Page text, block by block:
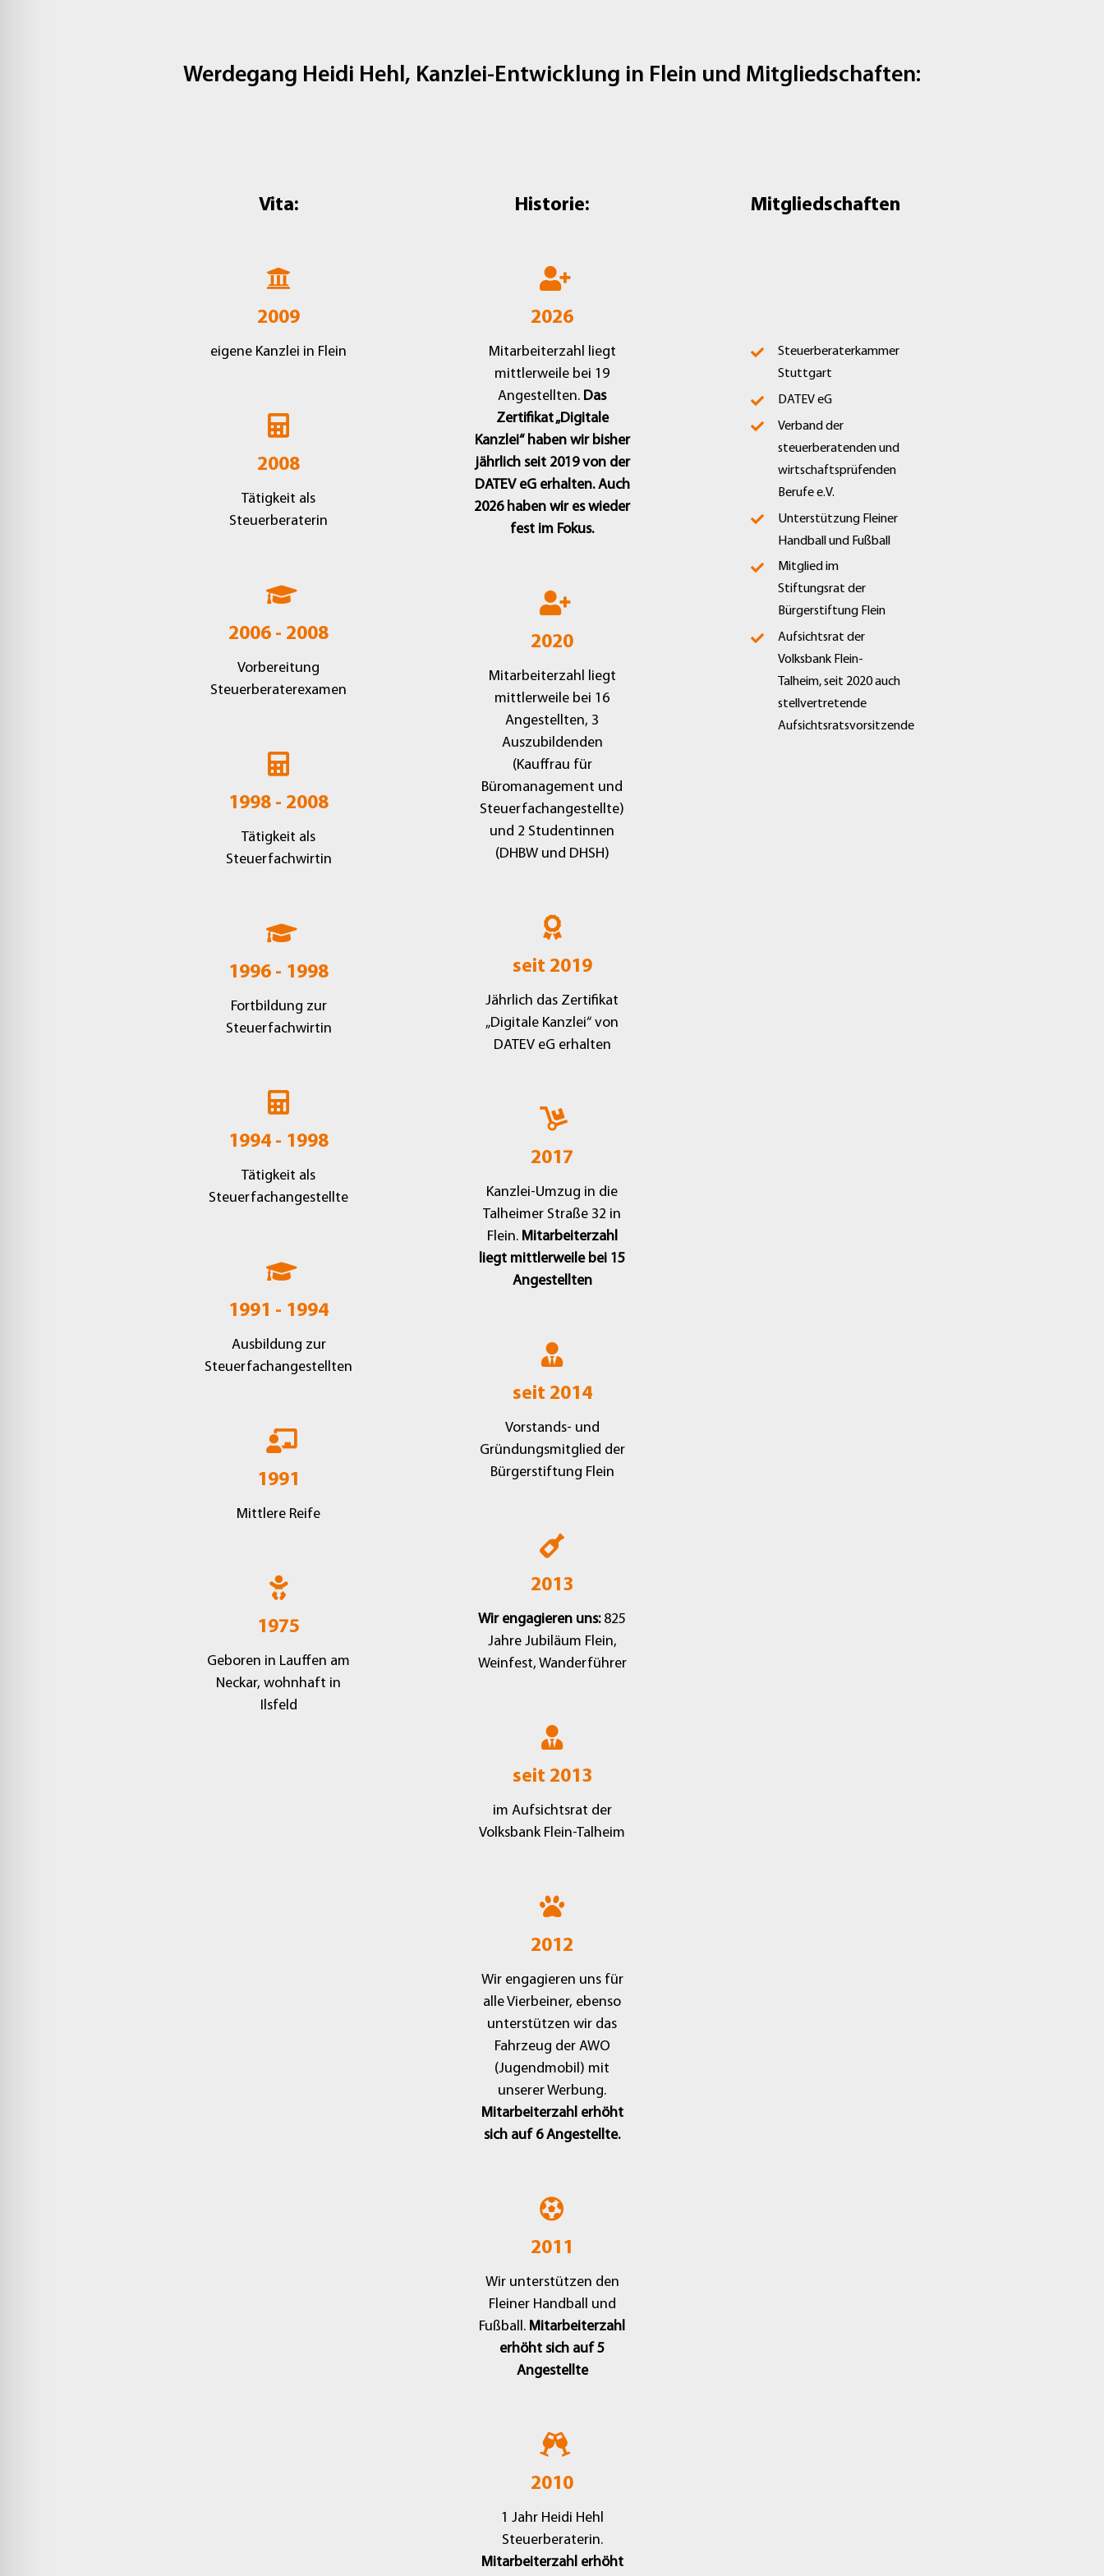
Werdegang Heidi Hehl, Kanzlei-Entwicklung in Flein und Mitgliedschaften:
Vita:
2009
eigene Kanzlei in Flein
2008
Tätigkeit als
Steuerberaterin
2006 - 2008
Vorbereitung
Steuerberaterexamen
1998 - 2008
Tätigkeit als
Steuerfachwirtin
1996 - 1998
Fortbildung zur
Steuerfachwirtin
1994 - 1998
Tätigkeit als
Steuerfachangestellte
1991 - 1994
Ausbildung zur
Steuerfachangestellten
1991
Mittlere Reife
1975
Geboren in Lauffen am
Neckar, wohnhaft in
Ilsfeld
Historie:
2026
Mitarbeiterzahl liegt
mittlerweile bei 19
Angestellten. Das
Zertifikat „Digitale
Kanzlei“ haben wir bisher
jährlich seit 2019 von der
DATEV eG erhalten. Auch
2026 haben wir es wieder
fest im Fokus.
2020
Mitarbeiterzahl liegt
mittlerweile bei 16
Angestellten, 3
Auszubildenden
(Kauffrau für
Büromanagement und
Steuerfachangestellte)
und 2 Studentinnen
(DHBW und DHSH)
seit 2019
Jährlich das Zertifikat
„Digitale Kanzlei“ von
DATEV eG erhalten
2017
Kanzlei-Umzug in die
Talheimer Straße 32 in
Flein. Mitarbeiterzahl
liegt mittlerweile bei 15
Angestellten
seit 2014
Vorstands- und
Gründungsmitglied der
Bürgerstiftung Flein
2013
Wir engagieren uns:825
Jahre Jubiläum Flein,
Weinfest, Wanderführer
seit 2013
im Aufsichtsrat der
Volksbank Flein-Talheim
2012
Wir engagieren uns für
alle Vierbeiner, ebenso
unterstützen wir das
Fahrzeug der AWO
(Jugendmobil) mit
unserer Werbung.
Mitarbeiterzahl erhöht
sich auf 6 Angestellte.
2011
Wir unterstützen den
Fleiner Handball und
Fußball. Mitarbeiterzahl
erhöht sich auf 5
Angestellte
2010
1 Jahr Heidi Hehl
Steuerberaterin.
Mitarbeiterzahl erhöht
Mitgliedschaften
Steuerberaterkammer
Stuttgart
DATEV eG
Verband der
steuerberatenden und
wirtschaftsprüfenden
Berufe e.V.
Unterstützung Fleiner
Handball und Fußball
Mitglied im
Stiftungsrat der
Bürgerstiftung Flein
Aufsichtsrat der
Volksbank Flein-
Talheim, seit 2020 auch
stellvertretende
Aufsichtsratsvorsitzende